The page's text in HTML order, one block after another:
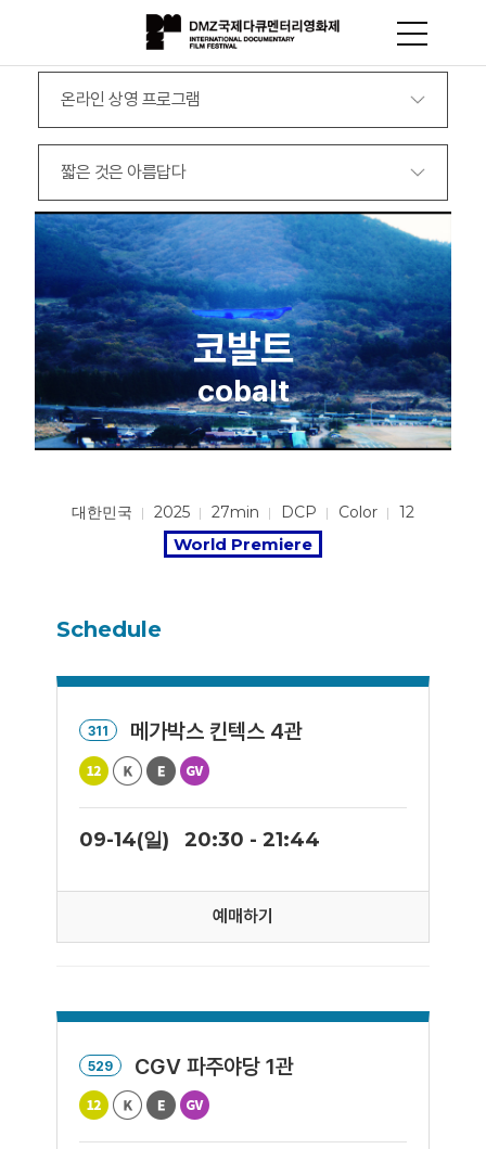
온라인 상영 프로그램
짧은 것은 아름답다
코발트
cobalt
대한민국 2025 27min DCP Color 12
World Premiere
Schedule
311 메가박스 킨텍스 4관
09-14(일) 20:30 - 21:44
예매하기
529 CGV 파주야당 1관